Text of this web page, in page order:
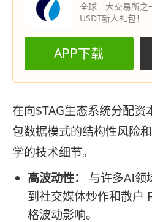
全球三大交易所之
USDT新人礼包！
APP下载
在向$TAG生态系统分配资
包数据模式的结构性风险
学的技术细节。
高波动性：
与许多AI领
到社交媒体炒作和散户
格波动影响。